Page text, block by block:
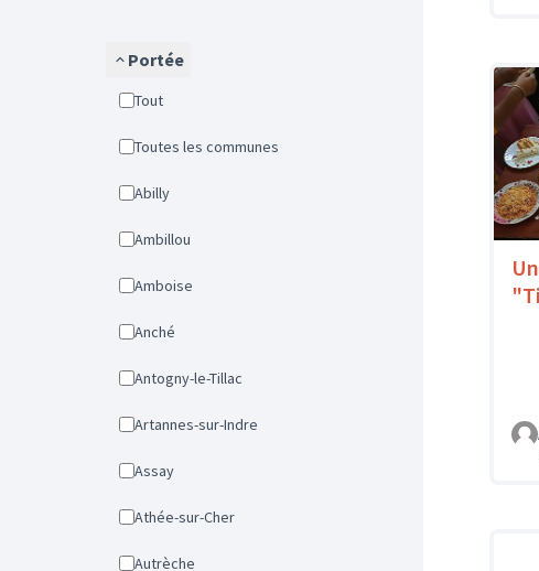
Portée
Tout
Toutes les communes
Abilly
Ambillou
Amboise
Anché
Antogny-le-Tillac
Artannes-sur-Indre
Assay
Athée-sur-Cher
Autrèche